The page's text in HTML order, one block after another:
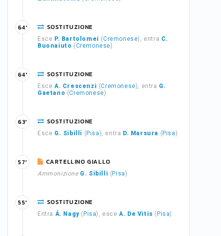
SOSTITUZIONE
Esce P. Bartolomei (Cremonese), entra C.
Buonaiuto (Cremonese)
64'
SOSTITUZIONE
Esce A. Crescenzi (Cremonese), entra G.
Gaetano (Cremonese)
64'
SOSTITUZIONE
Esce G. Sibilli ( Pisa), entra D. Marsura ( Pisa)
63'
CARTELLINO GIALLO
Ammonizione G. Sibilli ( Pisa)
57'
SOSTITUZIONE
Entra Á. Nagy( Pisa), esceA. De Vitis ( Pisa)
55'